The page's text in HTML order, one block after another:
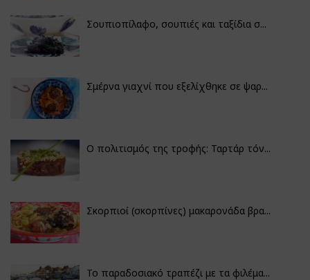
Σουπιοπίλαφο, σουπιές και ταξίδια σ...
Σμέρνα γιαχνί που εξελίχθηκε σε ψαρ...
Ο πολιτισμός της τροφής: Ταρτάρ τόν...
Σκορπιοί (σκορπίνες) μακαρονάδα βρα...
Το παραδοσιακό τραπέζι με τα φιλέμα...